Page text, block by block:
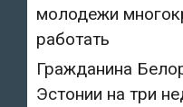
молодежи
работать
Гражданина
Эстонии на три